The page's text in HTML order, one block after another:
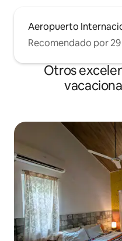
Aeropuerto
Recomendado por
Otros